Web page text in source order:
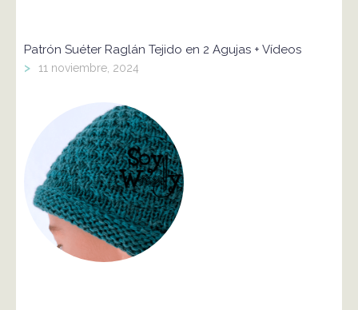
Patrón Suéter Raglán Tejido en 2 Agujas + Vídeos
> 11 noviembre, 2024